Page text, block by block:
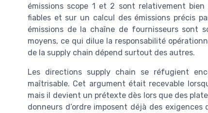
émissions scope 1 et 2 sont relativement
fiables et sur un calcul des émissions précis
émissions de la chaîne de fournisseurs sont
moyens, ce qui dilue la responsabilité
de la supply chain dépend surtout des autres.
Les directions supply chain se réfugient
maîtrisable. Cet argument était recevable
mais il devient un prétexte dès lors que des
donneurs d’ordre imposent déjà des